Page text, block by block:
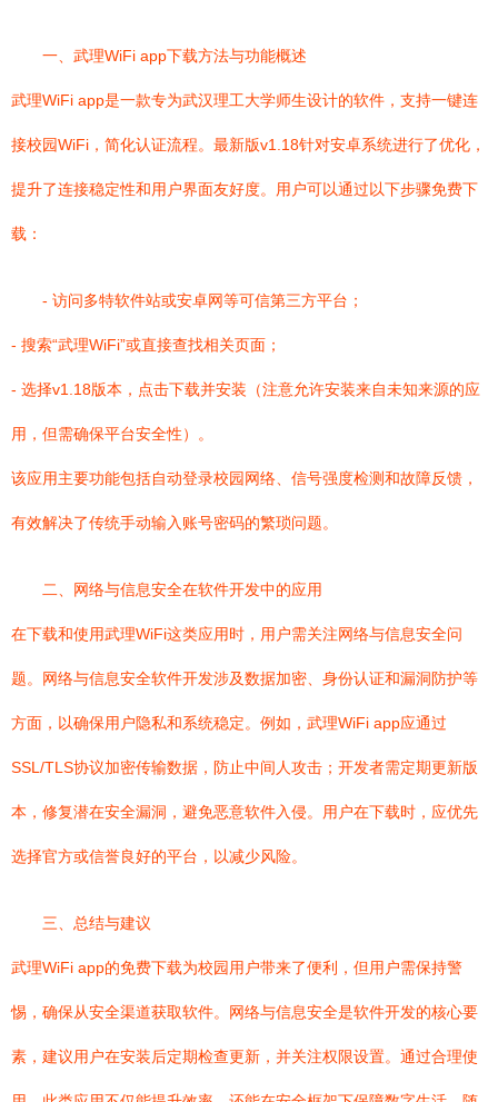
一、武理WiFi app下载方法与功能概述
武理WiFi app是一款专为武汉理工大学师生设计的软件，支持一键连
接校园WiFi，简化认证流程。最新版v1.18针对安卓系统进行了优化，
提升了连接稳定性和用户界面友好度。用户可以通过以下步骤免费下
载：
- 访问多特软件站或安卓网等可信第三方平台；
- 搜索“武理WiFi”或直接查找相关页面；
- 选择v1.18版本，点击下载并安装（注意允许安装来自未知来源的应
用，但需确保平台安全性）。
该应用主要功能包括自动登录校园网络、信号强度检测和故障反馈，
有效解决了传统手动输入账号密码的繁琐问题。
二、网络与信息安全在软件开发中的应用
在下载和使用武理WiFi这类应用时，用户需关注网络与信息安全问
题。网络与信息安全软件开发涉及数据加密、身份认证和漏洞防护等
方面，以确保用户隐私和系统稳定。例如，武理WiFi app应通过
SSL/TLS协议加密传输数据，防止中间人攻击；开发者需定期更新版
本，修复潜在安全漏洞，避免恶意软件入侵。用户在下载时，应优先
选择官方或信誉良好的平台，以减少风险。
三、总结与建议
武理WiFi app的免费下载为校园用户带来了便利，但用户需保持警
惕，确保从安全渠道获取软件。网络与信息安全是软件开发的核心要
素，建议用户在安装后定期检查更新，并关注权限设置。通过合理使